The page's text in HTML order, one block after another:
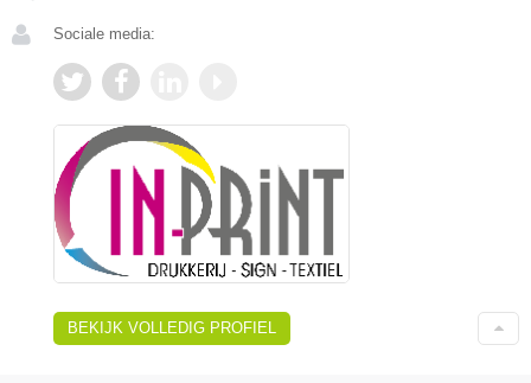
Sociale media:
BEKIJK VOLLEDIG PROFIEL